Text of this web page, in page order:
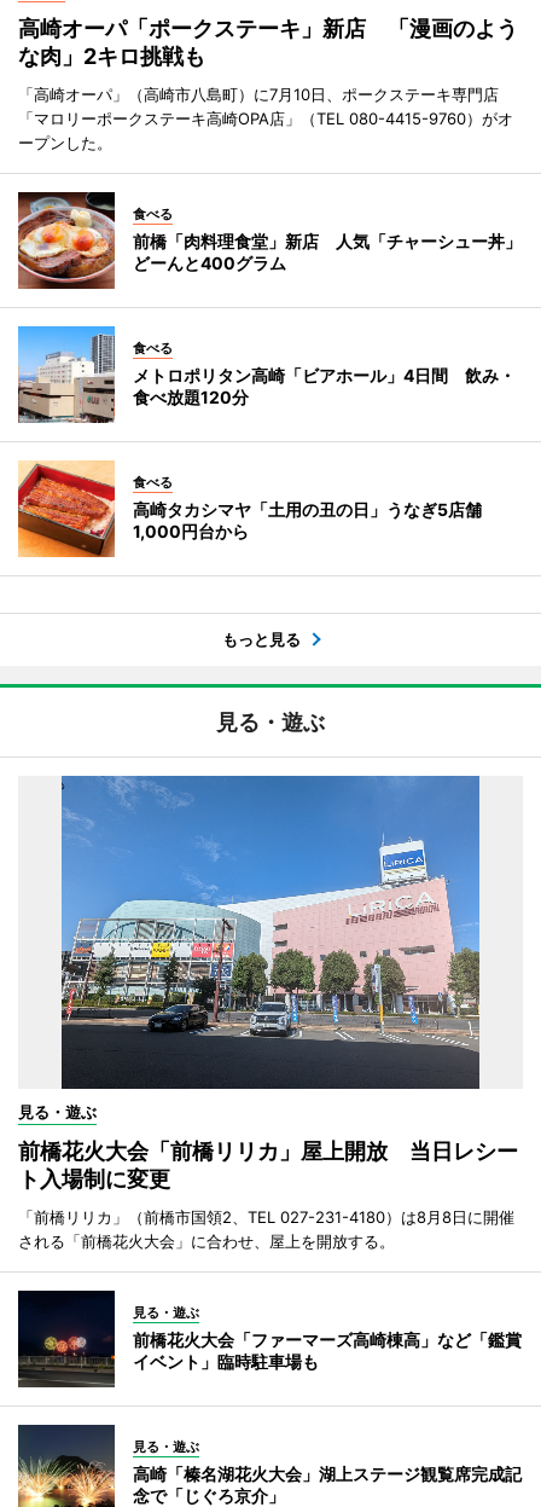
高崎オーパ「ポークステーキ」新店 「漫画のよう
な肉」2キロ挑戦も
「高崎オーパ」（高崎市八島町）に7月10日、ポークステーキ専門店
「マロリーポークステーキ高崎OPA店」（TEL 080-4415-9760）がオ
ープンした。
食べる
前橋「肉料理食堂」新店 人気「チャーシュー丼」
どーんと400グラム
食べる
メトロポリタン高崎「ビアホール」4日間 飲み・
食べ放題120分
食べる
高崎タカシマヤ「土用の丑の日」うなぎ5店舗
1,000円台から
もっと見る
見る・遊ぶ
見る・遊ぶ
前橋花火大会「前橋リリカ」屋上開放 当日レシー
ト入場制に変更
「前橋リリカ」（前橋市国領2、TEL 027-231-4180）は8月8日に開催
される「前橋花火大会」に合わせ、屋上を開放する。
見る・遊ぶ
前橋花火大会「ファーマーズ高崎棟高」など「鑑賞
イベント」臨時駐車場も
見る・遊ぶ
高崎「榛名湖花火大会」湖上ステージ観覧席完成記
念で「じぐろ京介」